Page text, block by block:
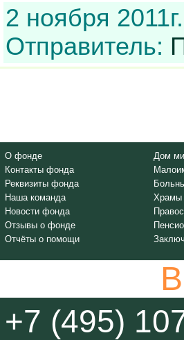
2 ноября 2011г.
Отправитель:
О фонде
Контакты фонда
Реквизиты фонда
Наша команда
Новости фонда
Отзывы о фонде
Отчёты о помощи
Дом
Храмы
+7 (495)